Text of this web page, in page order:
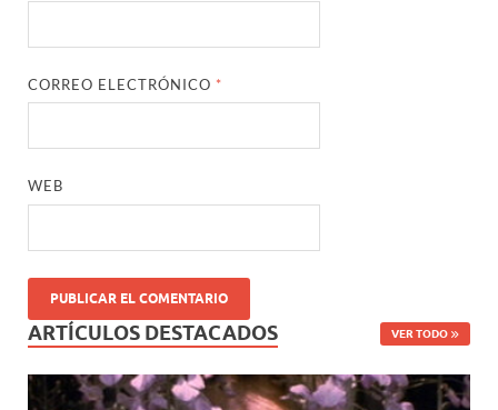
CORREO ELECTRÓNICO *
WEB
ARTÍCULOS DESTACADOS VER TODO